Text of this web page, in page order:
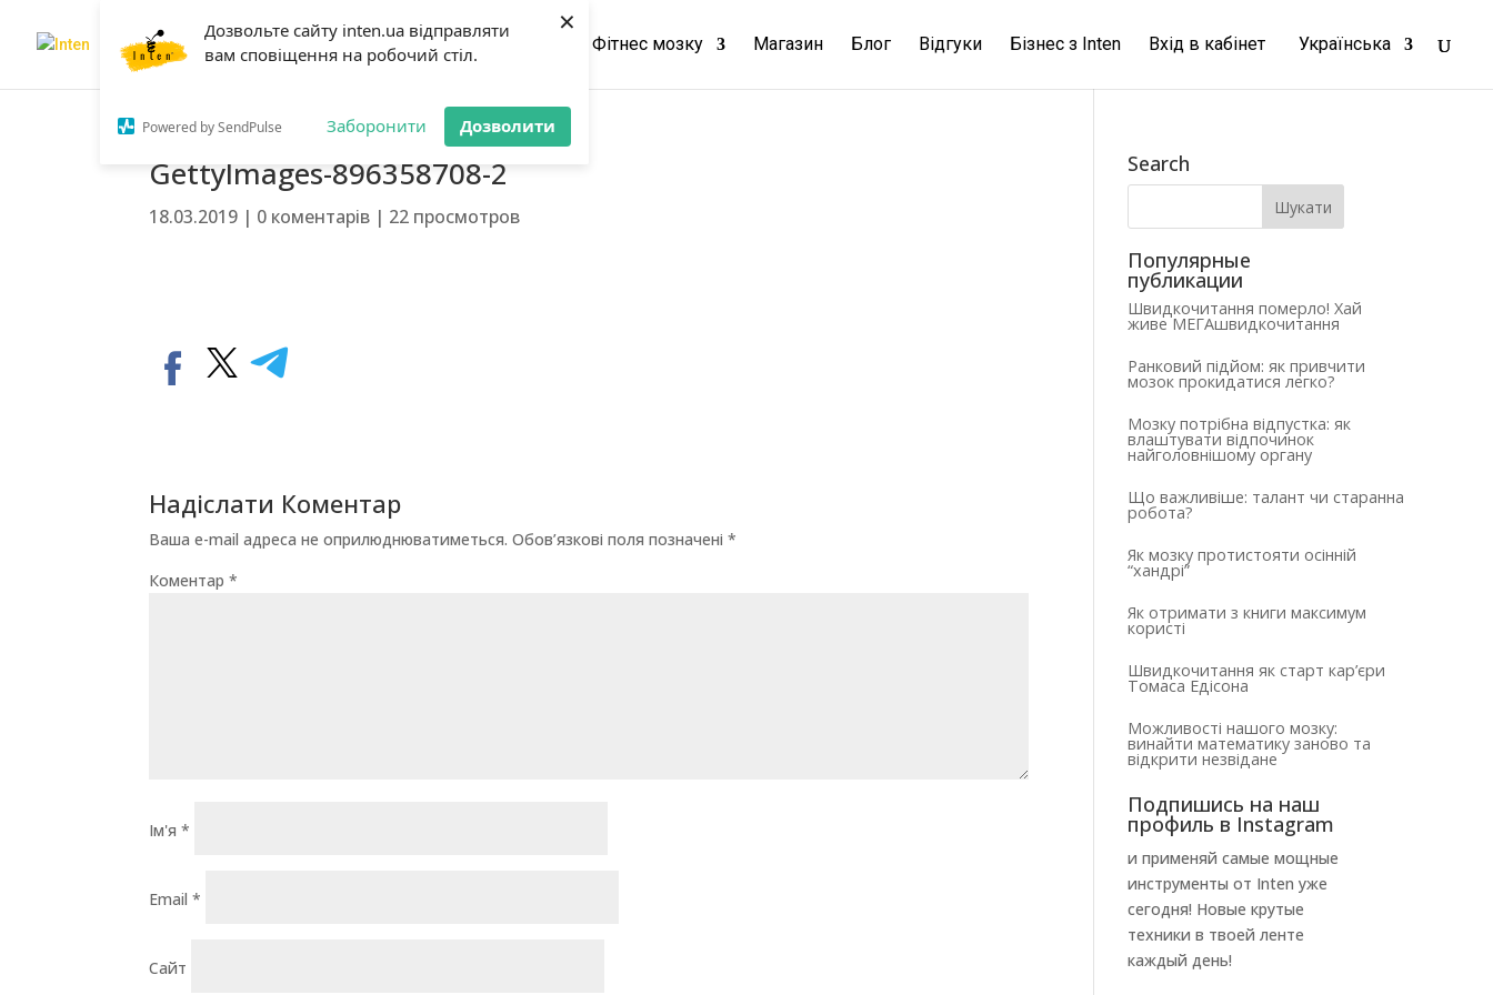
Дозвольте сайту inten.ua відправляти
вам сповіщення на робочий стіл.
Powered by SendPulse Заборонити Дозволити
×
Головна Про нас Навчання Фітнес мозку Магазин Блог Відгуки Бізнес з Inten Вхід в кабінет Українська
GettyImages-896358708-2
18.03.2019 | 0 коментарів | 22 просмотров
Надіслати Коментар
Ваша e-mail адреса не оприлюднюватиметься. Обов’язкові поля позначені*
Коментар*
Ім'я*
Email*
Сайт
Search
Популярные
публикации
Швидкочитання померло! Хай
живе МЕГАшвидкочитання
Ранковий підйом: як привчити
мозок прокидатися легко?
Мозку потрібна відпустка: як
влаштувати відпочинок
найголовнішому органу
Що важливіше: талант чи старанна
робота?
Як мозку протистояти осінній
“хандрі”
Як отримати з книги максимум
користі
Швидкочитання як старт кар’єри
Томаса Едісона
Можливості нашого мозку:
винайти математику заново та
відкрити незвідане
Подпишись на наш
профиль в Instagram
и применяй самые мощные
инструменты от Inten уже
сегодня! Новые крутые
техники в твоей ленте
каждый день!